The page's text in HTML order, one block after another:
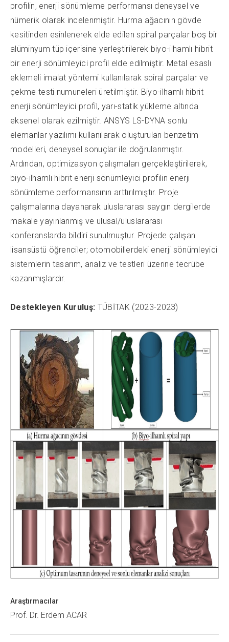
profilin, enerji sönümleme performansı deneysel ve
nümerik olarak incelenmiştir. Hurma ağacının gövde
kesitinden esinlenerek elde edilen spiral parçalar boş bir
alüminyum tüp içerisine yerleştirilerek biyo-ilhamlı hibrit
bir enerji sönümleyici profil elde edilmiştir. Metal esaslı
eklemeli imalat yöntemi kullanılarak spiral parçalar ve
çekme testi numuneleri üretilmiştir. Biyo-ilhamlı hibrit
enerji sönümleyici profil, yarı-statik yükleme altında
eksenel olarak ezilmiştir. ANSYS LS-DYNA sonlu
elemanlar yazılımı kullanılarak oluşturulan benzetim
modelleri, deneysel sonuçlar ile doğrulanmıştır.
Ardından, optimizasyon çalışmaları gerçekleştirilerek,
biyo-ilhamlı hibrit enerji sönümleyici profilin enerji
sönümleme performansının arttırılmıştır. Proje
çalışmalarına dayanarak uluslararası saygın dergilerde
makale yayınlanmış ve ulusal/uluslararası
konferanslarda bildiri sunulmuştur. Projede çalışan
lisansüstü öğrenciler; otomobillerdeki enerji sönümleyici
sistemlerin tasarım, analiz ve testleri üzerine tecrübe
kazanmışlardır.
Destekleyen Kuruluş: TÜBİTAK (2023-2023)
Araştırmacılar
Prof. Dr. Erdem ACAR